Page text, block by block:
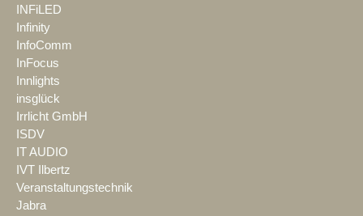
INFiLED
Infinity
InfoComm
InFocus
Innlights
insglück
Irrlicht GmbH
ISDV
IT AUDIO
IVT Ilbertz
Veranstaltungstechnik
Jabra